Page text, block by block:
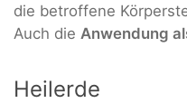
die betroffene
Auch die Anwendung
Heilerde